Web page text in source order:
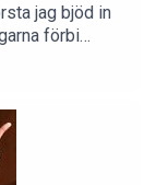
jag bjöd in
förbi
politisk